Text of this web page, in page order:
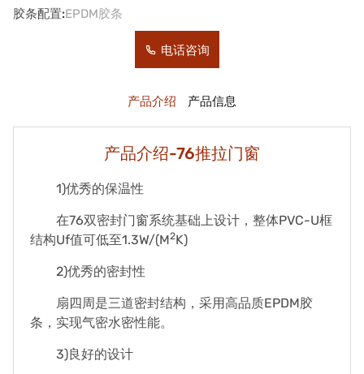
胶条配置:EPDM胶条
电话咨询
产品介绍 产品信息
产品介绍-76推拉门窗
1)优秀的保温性
在76双密封门窗系统基础上设计，整体PVC-U框
结构Uf值可低至1.3W/(M2K)
2)优秀的密封性
扇四周是三道密封结构，采用高品质EPDM胶
条，实现气密水密性能。
3)良好的设计